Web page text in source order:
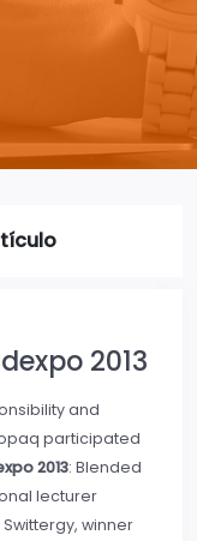
2013
and
participated
2013: Blended
lecturer
winner